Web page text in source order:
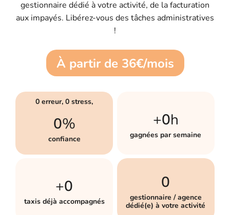
gestionnaire dédié à votre activité, de la facturation
aux impayés. Libérez-vous des tâches administratives
!
À partir de 36€/mois
0 erreur, 0 stress,
0%
confiance
+0h
gagnées par semaine
+0
taxis déjà accompagnés
0
gestionnaire / agence
dédié(e) à votre activité